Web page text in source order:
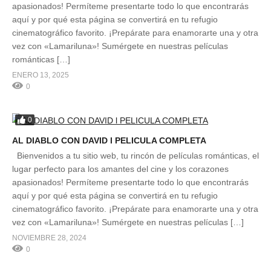
apasionados! Permíteme presentarte todo lo que encontrarás
aquí y por qué esta página se convertirá en tu refugio
cinematográfico favorito. ¡Prepárate para enamorarte una y otra
vez con «Lamariluna»! Sumérgete en nuestras películas
románticas […]
ENERO 13, 2025
0
0
AL DIABLO CON DAVID l PELICULA COMPLETA
Bienvenidos a tu sitio web, tu rincón de películas románticas, el
lugar perfecto para los amantes del cine y los corazones
apasionados! Permíteme presentarte todo lo que encontrarás
aquí y por qué esta página se convertirá en tu refugio
cinematográfico favorito. ¡Prepárate para enamorarte una y otra
vez con «Lamariluna»! Sumérgete en nuestras películas […]
NOVIEMBRE 28, 2024
0